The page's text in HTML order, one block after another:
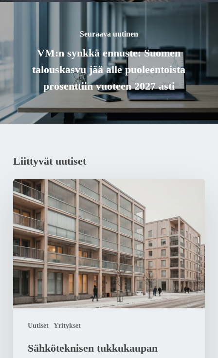
Seuraava uutinen
VM:n synkkä ennuste: Suomen
talouskasvu jää alle puoleentoista
prosenttiin vuoteen 2027 asti
Liittyvät uutiset
Uutiset Yritykset
Sähköteknisen
tukkukaupan
myynti
kääntyi
selvään
kasvuun
–
miljoonan
alkuvuosi
Sähköteknisen tukkukaupan